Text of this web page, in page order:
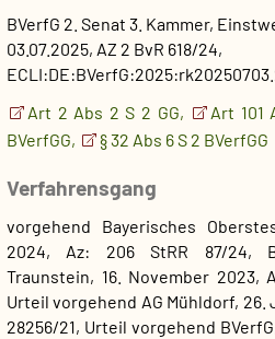
BVerfG 2. Senat 3. Kammer,
03.07.2025, AZ 2 BvR 618/24,
Art 2 Abs 2 S 2 GG,
Art 101
BVerfGG,
§ 32 Abs 6 S 2 BVerfGG
Verfahrensgang
vorgehend Bayerisches
2024, Az: 206 StRR 87/24,
Traunstein, 16. November 2023,
Urteil vorgehend AG Mühldorf, 26.
28256/21, Urteil vorgehend